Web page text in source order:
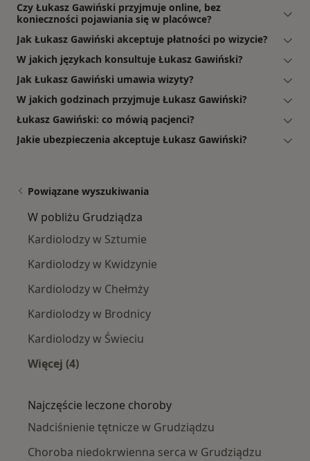
Czy Łukasz Gawiński przyjmuje online, bez
konieczności pojawiania się w placówce?
Jak Łukasz Gawiński akceptuje płatności po wizycie?
W jakich językach konsultuje Łukasz Gawiński?
Jak Łukasz Gawiński umawia wizyty?
W jakich godzinach przyjmuje Łukasz Gawiński?
Łukasz Gawiński: co mówią pacjenci?
Jakie ubezpieczenia akceptuje Łukasz Gawiński?
Powiązane wyszukiwania
W pobliżu Grudziądza
Kardiolodzy w Sztumie
Kardiolodzy w Kwidzynie
Kardiolodzy w Chełmży
Kardiolodzy w Brodnicy
Kardiolodzy w Świeciu
Więcej (4)
Najczęście leczone choroby
Nadciśnienie tętnicze w Grudziądzu
Choroba niedokrwienna serca w Grudziądzu